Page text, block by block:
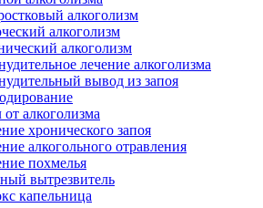
алкоголизм
алкоголизм
алкоголизм
лечение алкоголизма
вывод из запоя
от алкоголизма
хронического запоя
алкогольного отравления
похмелья
вытрезвитель
капельница